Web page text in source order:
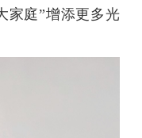
家庭”增添更多光